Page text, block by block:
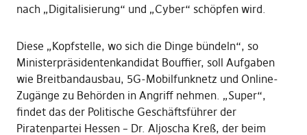
nach „Digitalisierung“ und „Cyber“ schöpfen wird.
Diese „Kopfstelle, wo sich die Dinge bündeln“, so
Ministerpräsidentenkandidat Bouffier, soll Aufgaben
wie Breitbandausbau, 5G-Mobilfunknetz und Online-
Zugänge zu Behörden in Angriff nehmen. „Super“,
findet das der Politische Geschäftsführer der
Piratenpartei Hessen – Dr. Aljoscha Kreß, der beim